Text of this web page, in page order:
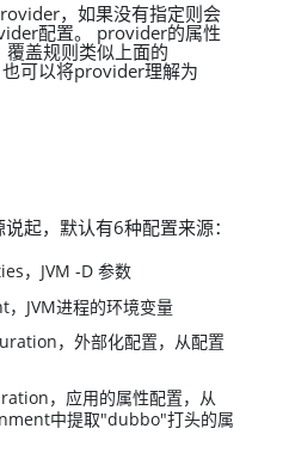
，如果没有指定则会
配置。 provider的属性
盖规则类似上面的
可以将provider理解为
起，默认有6种配置来源：
，JVM -D 参数
JVM进程的环境变量
，外部化配置，从配置
，应用的属性配置，从
中提取"dubbo"打头的属